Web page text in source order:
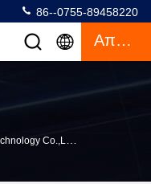
86--0755-89458220
Απόσπασμα
Προφίλ Εταιρείας